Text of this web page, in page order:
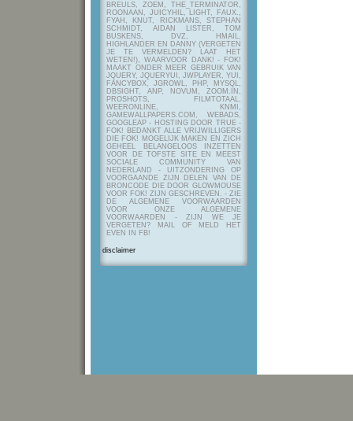
BREULS, ZOEM, THE_TERMINATOR,
ROONAAN, JUICYHIL, LIGHT, FAUX.,
FYAH, KNUT, RICKMANS, STEPHAN
SCHMIDT, AIDAN LISTER, TOM
BUSKENS, DVZ, HMAIL,
HIGHLANDER EN DANNY (VERGETEN
JE TE VERMELDEN? LAAT HET
WETEN!), WAARVOOR DANK! - FOK!
MAAKT ONDER MEER GEBRUIK VAN
JQUERY, JQUERYUI, JWPLAYER, YUI,
FANCYBOX, JGROWL, PHP, MYSQL,
DBSIGHT, ANP, NOVUM, ZOOM.IN,
PROSHOTS, FILMTOTAAL,
WEERONLINE, KNMI,
GAMEWALLPAPERS.COM, WEBADS,
GOOGLEAP - HOSTING DOOR TRUE -
FOK! BEDANKT ALLE VRIJWILLIGERS
DIE FOK! MOGELIJK MAKEN EN ZICH
GEHEEL BELANGELOOS INZETTEN
VOOR DE TOFSTE SITE EN MEEST
SOCIALE COMMUNITY VAN
NEDERLAND - UITZONDERING OP
VOORGAANDE ZIJN DELEN VAN DE
BRONCODE DIE DOOR GLOWMOUSE
VOOR FOK! ZIJN GESCHREVEN. - ZIE
DE ALGEMENE VOORWAARDEN
VOOR ONZE ALGEMENE
VOORWAARDEN - ZIJN WE JE
VERGETEN? MAIL OF MELD HET
EVEN IN FB!
disclaimer